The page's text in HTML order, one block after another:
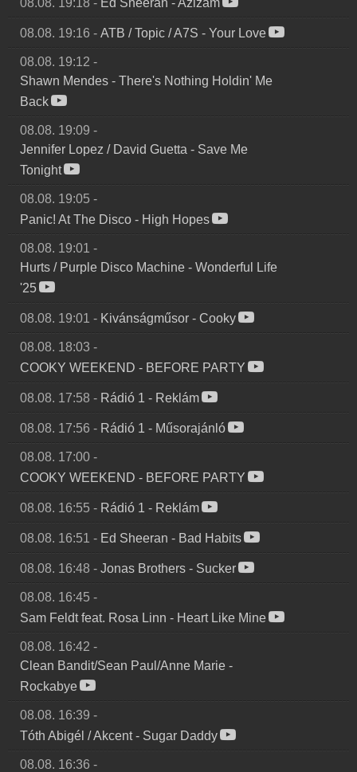
08.08. 19:18 - Ed Sheeran -Azizam
08.08. 19:16 - ATB / Topic / A7S - Your Love
08.08. 19:12 -
Shawn Mendes - There's Nothing Holdin' Me
Back
08.08. 19:09 -
Jennifer Lopez / David Guetta - Save Me
Tonight
08.08. 19:05 -
Panic! At The Disco - High Hopes
08.08. 19:01 -
Hurts / Purple Disco Machine - Wonderful Life
'25
08.08. 19:01 - Kivánságműsor - Cooky
08.08. 18:03 -
COOKY WEEKEND - BEFORE PARTY
08.08. 17:58 - Rádió 1 - Reklám
08.08. 17:56 - Rádió 1 - Műsorajánló
08.08. 17:00 -
COOKY WEEKEND - BEFORE PARTY
08.08. 16:55 - Rádió 1 - Reklám
08.08. 16:51 - Ed Sheeran - Bad Habits
08.08. 16:48 - Jonas Brothers - Sucker
08.08. 16:45 -
Sam Feldt feat. Rosa Linn - Heart Like Mine
08.08. 16:42 -
Clean Bandit/Sean Paul/Anne Marie -
Rockabye
08.08. 16:39 -
Tóth Abigél / Akcent- Sugar Daddy
08.08. 16:36 -